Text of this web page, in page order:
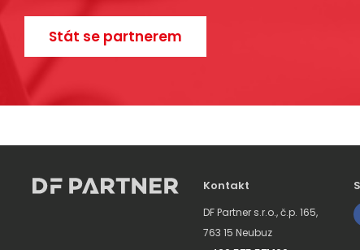
Stát se partnerem
Kontakt
DF Partner s.r.o., č.p. 165,
763 15 Neubuz